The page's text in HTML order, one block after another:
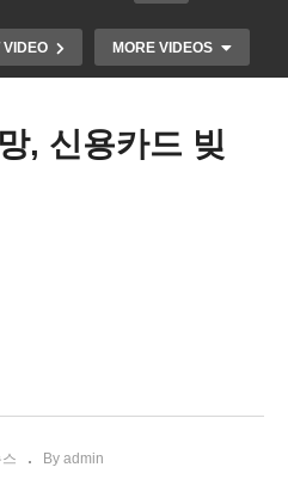
VIDEO MORE VIDEOS
, 신용카드 빚
By admin